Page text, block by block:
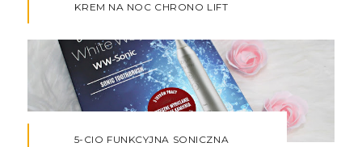
KREM NA NOC CHRONO LIFT
5-CIO FUNKCYJNA SONICZNA